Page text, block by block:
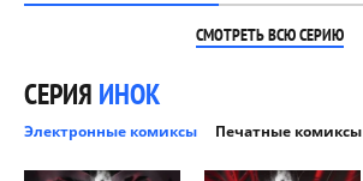
СМОТРЕТЬ ВСЮ СЕРИЮ
СЕРИЯ ИНОК
Электронные комиксы Печатные комиксы